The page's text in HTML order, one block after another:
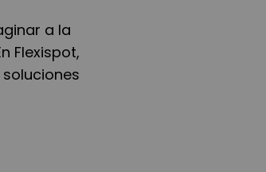
a la
Flexispot,